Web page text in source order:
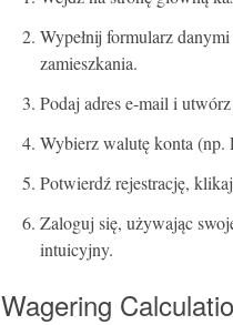
Wypełnij formularz
zamieszkania.
Podaj adres e-mail i
Wybierz walutę konta
Potwierdź rejestrację,
Zaloguj się, używając
intuicyjny.
Wagering